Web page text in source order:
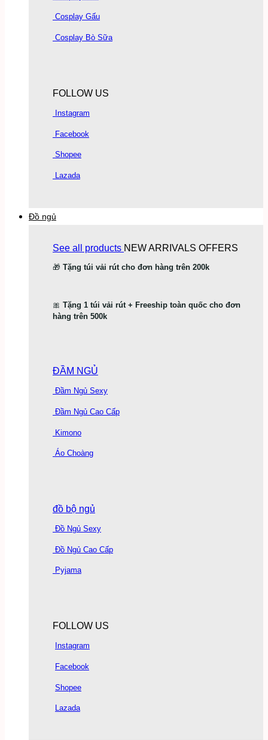
Cosplay Gấu
Cosplay Bò Sữa
FOLLOW US
Instagram
Facebook
Shopee
Lazada
Đồ ngủ
See all products NEW ARRIVALS OFFERS
🎁 Tặng túi vải rút cho đơn hàng trên 200k
🎀 Tặng 1 túi vải rút + Freeship toàn quốc cho đơn
hàng trên 500k
ĐẦM NGỦ
Đầm Ngủ Sexy
Đầm Ngủ Cao Cấp
Kimono
Áo Choàng
đồ bộ ngủ
Đồ Ngủ Sexy
Đồ Ngủ Cao Cấp
Pyjama
FOLLOW US
Instagram
Facebook
Shopee
Lazada